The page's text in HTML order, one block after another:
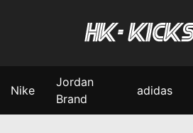
Nike
Jordan
Brand
adidas